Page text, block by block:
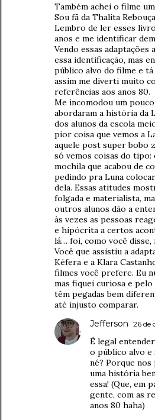
Também achei o filme
Sou fã da Thalita
Lembro de ler esses
anos e me identificar
Vendo essas adaptações
essa identificação, mas
público alvo do filme e
assim me diverti muito
referências aos anos 80.
Me incomodou um
abordaram a história da
dos alunos da escola
pior coisa que vemos a
aquele post super bobo
só vemos coisas do tipo:
mochila que acabou de
pedindo pra Luna
dela. Essas atitudes
folgada e materialista,
outros alunos dão a
às vezes as pessoas
e hipócrita a certos
lá… foi, como você disse,
Você que assistiu a
Kéfera e a Klara
filmes você prefere. Eu
mas fiquei curiosa e pelo
têm pegadas bem
até injusto comparar.
Jefferson 26 de
É legal
o público alvo e
né? Porque
uma história
essa! (Que, em
gente, com as
anos 80 haha)